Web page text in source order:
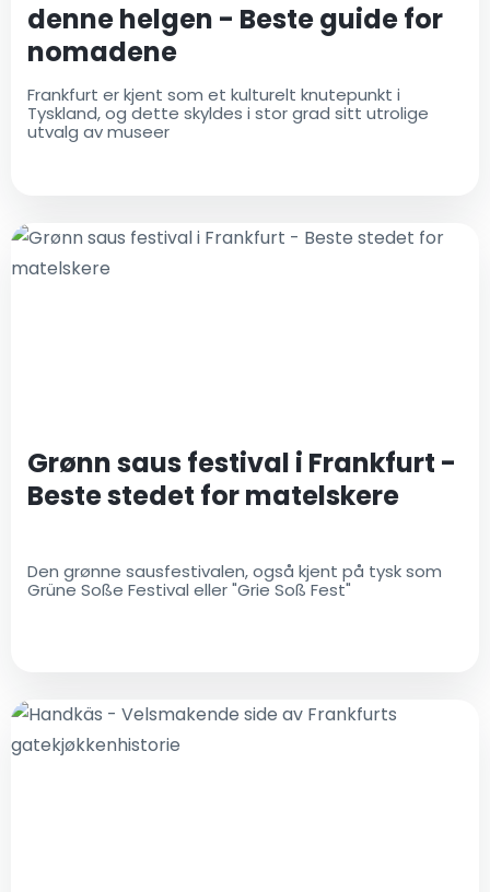
denne helgen - Beste guide for
nomadene
Frankfurt er kjent som et kulturelt knutepunkt i
Tyskland, og dette skyldes i stor grad sitt utrolige
utvalg av museer
Grønn saus festival i Frankfurt -
Beste stedet for matelskere
Den grønne sausfestivalen, også kjent på tysk som
Grüne Soße Festival eller "Grie Soß Fest"